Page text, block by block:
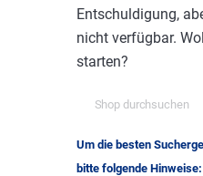
Entschuldigung,
nicht verfügbar.
starten?
Um die besten
bitte folgende Hinweise: